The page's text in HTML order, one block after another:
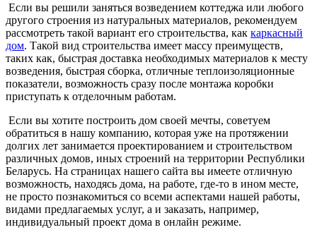
Если вы решили заняться возведением коттеджа или любого
другого строения из натуральных материалов, рекомендуем
рассмотреть такой вариант его строительства, как каркасный
дом. Такой вид строительства имеет массу преимуществ,
таких как, быстрая доставка необходимых материалов к месту
возведения, быстрая сборка, отличные теплоизоляционные
показатели, возможность сразу после монтажа коробки
приступать к отделочным работам.
Если вы хотите построить дом своей мечты, советуем
обратиться в нашу компанию, которая уже на протяжении
долгих лет занимается проектированием и строительством
различных домов, иных строений на территории Республики
Беларусь. На страницах нашего сайта вы имеете отличную
возможность, находясь дома, на работе, где-то в ином месте,
не просто познакомиться со всеми аспектами нашей работы,
видами предлагаемых услуг, а и заказать, например,
индивидуальный проект дома в онлайн режиме.